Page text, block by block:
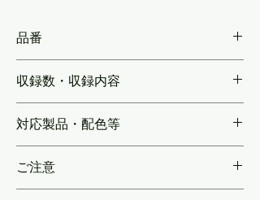
品番
収録数・収録内容
貫通扉取っ手（14両分）
対応製品・配色等
ご注意